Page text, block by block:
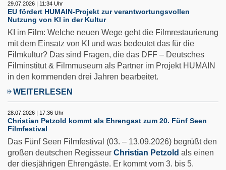
29.07.2026 | 11:34 Uhr
EU fördert HUMAIN-Projekt zur verantwortungsvollen
Nutzung von KI in der Kultur
KI im Film: Welche neuen Wege geht die Filmrestaurierung
mit dem Einsatz von KI und was bedeutet das für die
Filmkultur? Das sind Fragen, die das DFF – Deutsches
Filminstitut & Filmmuseum als Partner im Projekt HUMAIN
in den kommenden drei Jahren bearbeitet.
WEITERLESEN
28.07.2026 | 17:36 Uhr
Christian Petzold kommt als Ehrengast zum 20. Fünf Seen
Filmfestival
Das Fünf Seen Filmfestival (03. – 13.09.2026) begrüßt den
großen deutschen Regisseur Christian Petzold als einen
der diesjährigen Ehrengäste. Er kommt vom 3. bis 5.